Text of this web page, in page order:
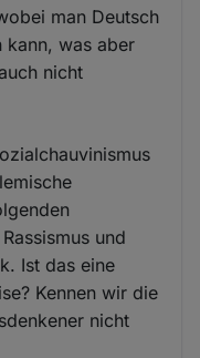
man Deutsch
kann, was aber
nicht
und
Ist das eine
Kennen wir die
nicht